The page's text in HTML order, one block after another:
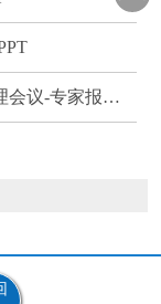
第二届生猪产业智能化装备与数字化管理会议-专家报告PPT